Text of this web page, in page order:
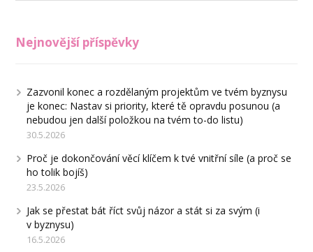
Nejnovější příspěvky
Zazvonil konec a rozdělaným projektům ve tvém byznysu
je konec: Nastav si priority, které tě opravdu posunou (a
nebudou jen další položkou na tvém to-do listu)
30.5.2026
Proč je dokončování věcí klíčem k tvé vnitřní síle (a proč se
ho tolik bojíš)
23.5.2026
Jak se přestat bát říct svůj názor a stát si za svým (i
v byznysu)
16.5.2026